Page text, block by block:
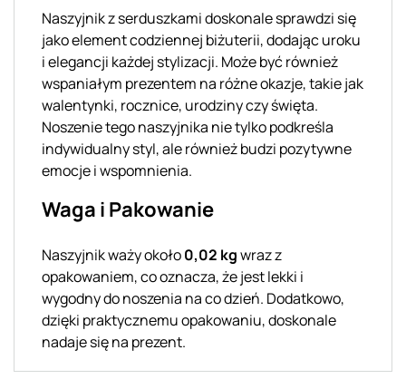
Naszyjnik z serduszkami doskonale sprawdzi się
jako element codziennej biżuterii, dodając uroku
i elegancji każdej stylizacji. Może być również
wspaniałym prezentem na różne okazje, takie jak
walentynki, rocznice, urodziny czy święta.
Noszenie tego naszyjnika nie tylko podkreśla
indywidualny styl, ale również budzi pozytywne
emocje i wspomnienia.
Waga i Pakowanie
Naszyjnik waży około0,02 kgwraz z
opakowaniem, co oznacza, że jest lekki i
wygodny do noszenia na co dzień. Dodatkowo,
dzięki praktycznemu opakowaniu, doskonale
nadaje się na prezent.